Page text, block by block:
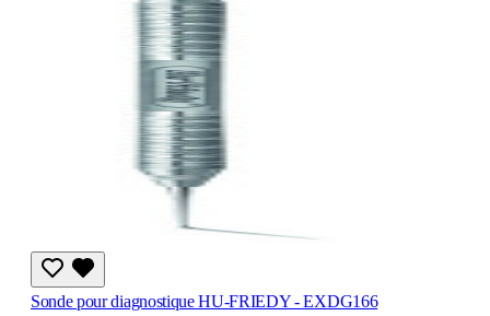
Sonde pour diagnostique HU-FRIEDY - EXDG166